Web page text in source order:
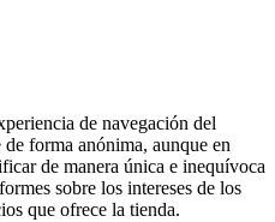
de navegación del
forma anónima, aunque en
de manera única e inequívoca
sobre los intereses de los
que ofrece la tienda.